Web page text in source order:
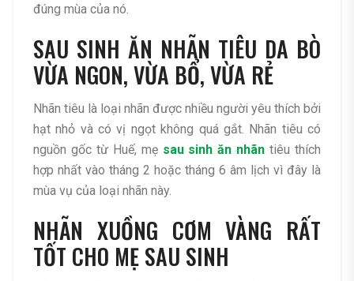
đúng mùa của nó.
SAU SINH ĂN NHÃN TIÊU DA BÒ
VỪA NGON, VỪA BỔ, VỪA RẺ
Nhãn tiêu là loại nhãn được nhiều người yêu thích bởi
hạt nhỏ và có vị ngọt không quá gắt. Nhãn tiêu có
nguồn gốc từ Huế, mẹ sau sinh ăn nhãn tiêu thích
hợp nhất vào tháng 2 hoặc tháng 6 âm lịch vì đây là
mùa vụ của loại nhãn này.
NHÃN XUỒNG CƠM VÀNG RẤT
TỐT CHO MẸ SAU SINH